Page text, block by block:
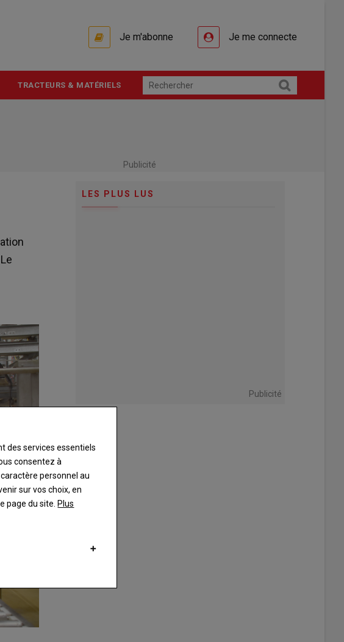
Je m'abonne Je me connecte
TRACTEURS & MATÉRIELS
Publicité
LES PLUS LUS
Publicité
des services essentiels
consentez à
personnel au
sur vos choix, en
page du site. Plus